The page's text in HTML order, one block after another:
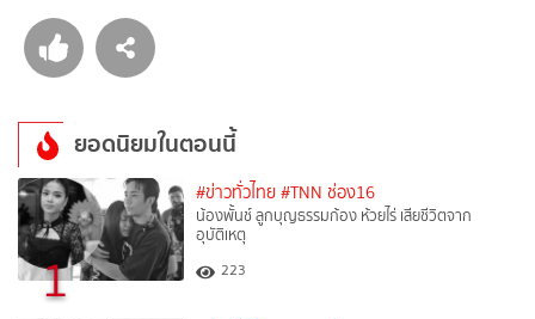
ยอดนิยมในตอนนี้
1
#ข่าวทั่วไทย #TNN ช่อง16
น้องพั้นช์ ลูกบุญธรรมก้อง ห้วยไร่ เสียชีวิตจาก
อุบัติเหตุ
223